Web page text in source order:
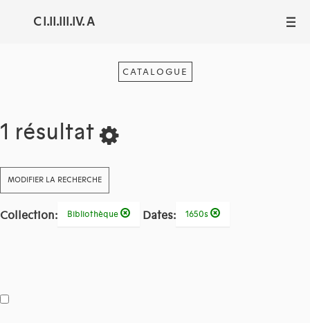
C I.II.III.IV. A III
CATALOGUE
1 résultat
MODIFIER LA RECHERCHE
Collection: Bibliothèque Dates: 1650s